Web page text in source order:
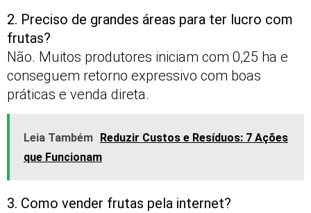
2. Preciso de grandes áreas para ter lucro com
frutas?
Não. Muitos produtores iniciam com 0,25 ha e
conseguem retorno expressivo com boas
práticas e venda direta.
Leia Também
Reduzir Custos e Resíduos: 7 Ações
que Funcionam
3. Como vender frutas pela internet?